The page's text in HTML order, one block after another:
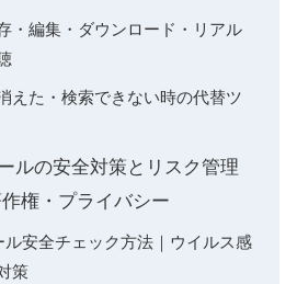
・編集・ダウンロード・リアル
えた・検索できない時の代替ツ
ルの安全対策とリスク管理
作権・プライバシー
ル安全チェック方法｜ウイルス感
策